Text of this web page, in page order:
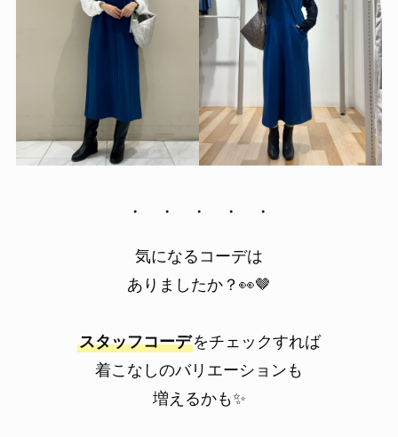
・ ・ ・ ・ ・
気になるコーデは
ありましたか？👀🤎
スタッフコーデ をチェックすれば
着こなしのバリエーションも
増えるかも✨